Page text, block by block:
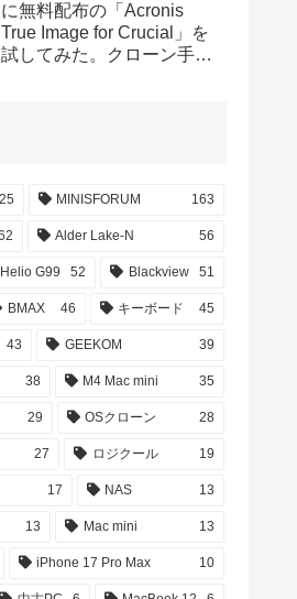
に無料配布の「Acronis
True Image for Crucial」を
試してみた。クローン手順
MINISFORUM 163
Alder Lake-N 56
Helio G99 52 Blackview 51
BMAX 46 キーボード 45
43 GEEKOM 39
38 M4 Mac mini 35
29 OSクローン 28
27 ロジクール 19
17 NAS 13
13 Mac mini 13
iPhone 17 Pro Max 10